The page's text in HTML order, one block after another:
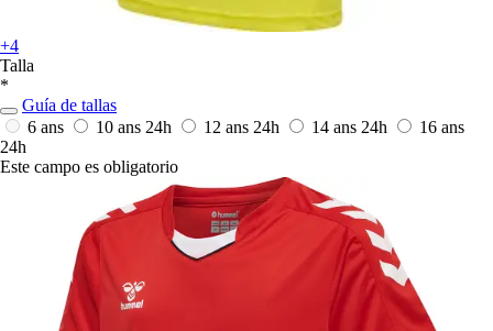
+4
Talla
*
Guía de tallas
6 ans
10 ans 24h 12 ans 24h 14 ans 24h
16 ans
24h
Este campo es obligatorio